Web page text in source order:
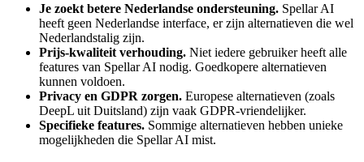
Je zoekt betere Nederlandse ondersteuning. Spellar AI
heeft geen Nederlandse interface, er zijn alternatieven die wel
Nederlandstalig zijn.
Prijs-kwaliteit verhouding. Niet iedere gebruiker heeft alle
features van Spellar AI nodig. Goedkopere alternatieven
kunnen voldoen.
Privacy en GDPR zorgen. Europese alternatieven (zoals
DeepL uit Duitsland) zijn vaak GDPR-vriendelijker.
Specifieke features. Sommige alternatieven hebben unieke
mogelijkheden die Spellar AI mist.